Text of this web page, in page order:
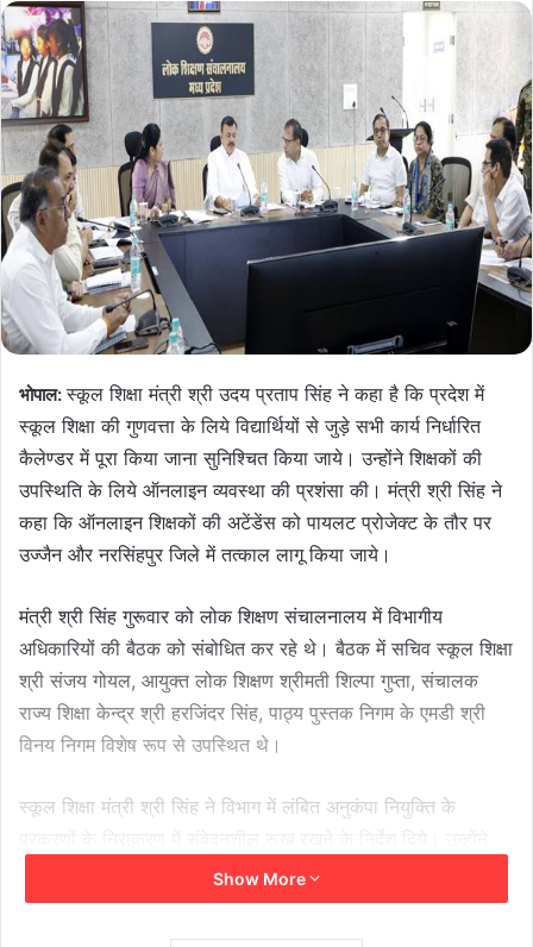
भोपाल:स्कूल शिक्षा मंत्री श्री उदय प्रताप सिंह ने कहा है कि प्रदेश में
स्कूल शिक्षा की गुणवत्ता के लिये विद्यार्थियों से जुड़े सभी कार्य निर्धारित
कैलेण्डर में पूरा किया जाना सुनिश्चित किया जाये। उन्होंने शिक्षकों की
उपस्थिति के लिये ऑनलाइन व्यवस्था की प्रशंसा की। मंत्री श्री सिंह ने
कहा कि ऑनलाइन शिक्षकों की अटेंडेंस को पायलट प्रोजेक्ट के तौर पर
उज्जैन और नरसिंहपुर जिले में तत्काल लागू किया जाये।
मंत्री श्री सिंह गुरूवार को लोक शिक्षण संचालनालय में विभागीय
अधिकारियों की बैठक को संबोधित कर रहे थे। बैठक में सचिव स्कूल शिक्षा
श्री संजय गोयल, आयुक्त लोक शिक्षण श्रीमती शिल्पा गुप्ता, संचालक
राज्य शिक्षा केन्द्र श्री हरजिंदर सिंह, पाठ्य पुस्तक निगम के एमडी श्री
विनय निगम विशेष रूप से उपस्थित थे।
स्कूल शिक्षा मंत्री श्री सिंह ने विभाग में लंबित अनुकंपा नियुक्ति के
अधिकारियों से कहा कि स्कूल शिक्षा से जुड़ी केन्द्रीय योजनाओं में राज्य
को मिलने वाली राशि को प्राप्त करने के लिये विशेष पहल की जाये। मंत्री
श्री सिंह ने कहा कि विभाग में ऐसी व्यवस्था की जाये कि सेवानिवृत्त होने के
Show More